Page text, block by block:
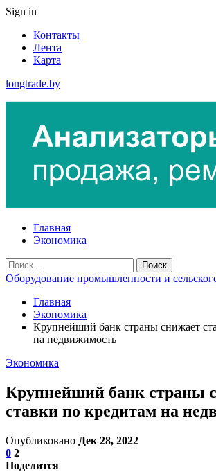
Sign in
Контакты
Лента
Карта
longtrade.by
Главная
Экономика
Оборудование промышленности и
Главная
Экономика
Крупнейший банк страны снижает
на недвижимость
Экономика
Крупнейший банк страны
ставки по кредитам на
Опубликовано Дек 28, 2022
0 2
Поделится